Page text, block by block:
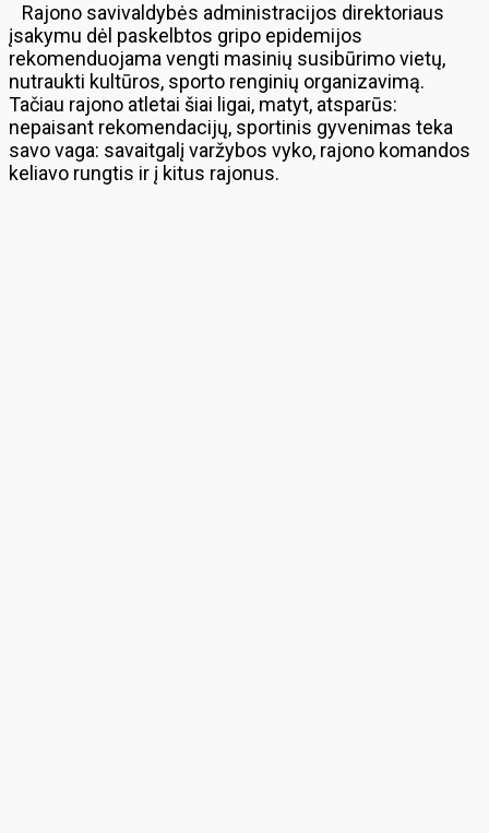
Rajono savivaldybės administracijos direktoriaus
įsakymu dėl paskelbtos gripo epidemijos
rekomenduojama vengti masinių susibūrimo vietų,
nutraukti kultūros, sporto renginių organizavimą.
Tačiau rajono atletai šiai ligai, matyt, atsparūs:
nepaisant rekomendacijų, sportinis gyvenimas teka
savo vaga: savaitgalį varžybos vyko, rajono komandos
keliavo rungtis ir į kitus rajonus.